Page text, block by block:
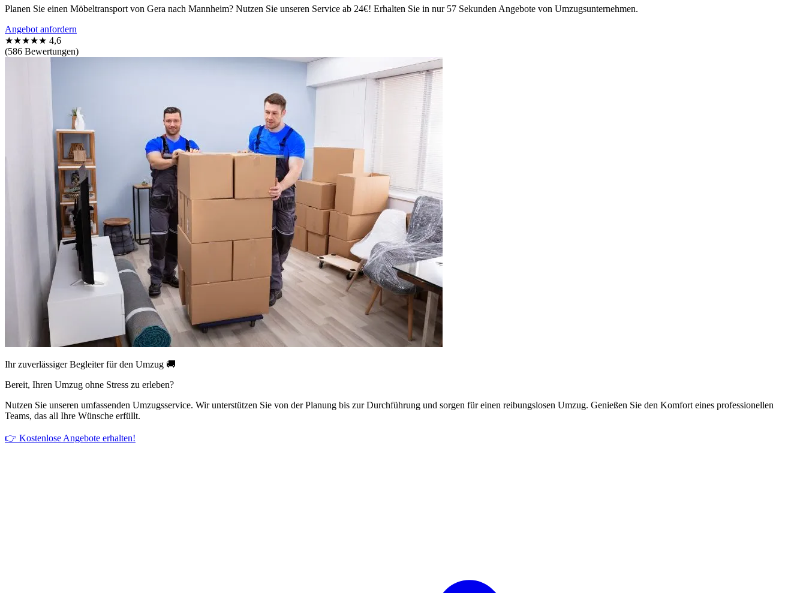
Planen Sie einen Möbeltransport von Gera nach Mannheim? Nutzen Sie unseren Service ab 24€! Erhalten Sie in nur 57 Sekunden Angebote von Umzugsunternehmen.
Angebot anfordern
★★★★★ 4,6
(586 Bewertungen)
Ihr zuverlässiger Begleiter für den Umzug 🚚
Bereit, Ihren Umzug ohne Stress zu erleben?
Nutzen Sie unseren umfassenden Umzugsservice. Wir unterstützen Sie von der Planung bis zur Durchführung und sorgen für einen reibungslosen Umzug. Genießen Sie den Komfort eines professionellen
Teams, das all Ihre Wünsche erfüllt.
👉 Kostenlose Angebote erhalten!